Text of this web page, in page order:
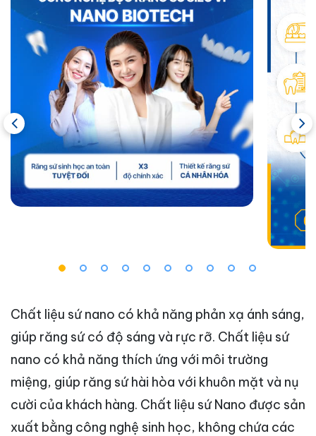
Chất liệu sứ nano có khả năng phản xạ ánh sáng,
giúp răng sứ có độ sáng và rực rỡ. Chất liệu sứ
nano có khả năng thích ứng với môi trường
miệng, giúp răng sứ hài hòa với khuôn mặt và nụ
cười của khách hàng. Chất liệu sứ Nano được sản
xuất bằng công nghệ sinh học, không chứa các